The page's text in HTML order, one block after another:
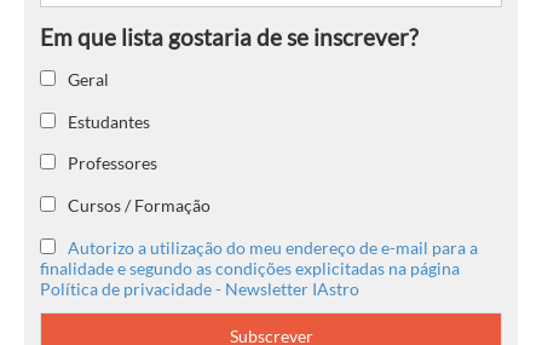
Geral
Estudantes
Professores
Cursos / Formação
Autorizo a utilização do meu endereço de e-mail para a
finalidade e segundo as condições explicitadas na página
Política de privacidade - Newsletter IAstro